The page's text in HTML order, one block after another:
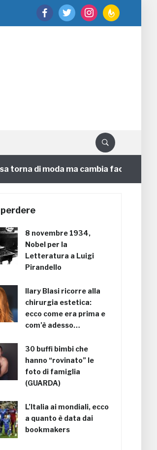
facebooktwitter instagramfeedburner
di moda ma cambia faccia
perdere
8 novembre 1934,
Nobel per la
Letteratura a Luigi
Pirandello
Ilary Blasi ricorre alla
chirurgia estetica:
ecco come era prima e
com’è adesso…
30 buffi bimbi che
hanno “rovinato” le
foto di famiglia
(GUARDA)
L’Italia ai mondiali, ecco
a quanto è data dai
bookmakers